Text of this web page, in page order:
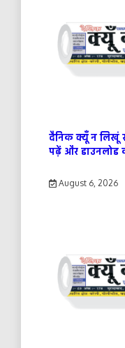
दैनिक क्यूँ न लिखूं
पढ़ें और डाउनलोड
August 6, 2026